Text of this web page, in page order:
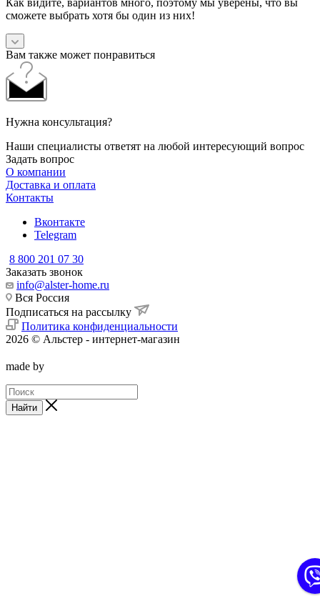
сможете выбрать хотя бы один из них!
Вам также может понравиться
Нужна консультация?
Наши специалисты ответят на любой интересующий вопрос
Задать вопрос
О компании
Доставка и оплата
Контакты
Вконтакте
Telegram
8 800 201 07 30
Заказать звонок
info@alster-home.ru
Вся Россия
Подписаться на рассылку
Политика конфиденциальности
2026 © Альстер - интернет-магазин
made by
Найти